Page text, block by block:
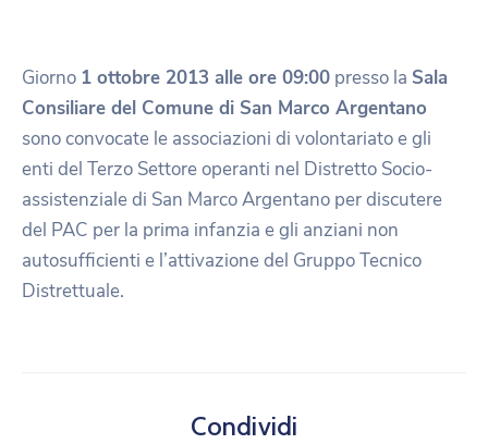
Giorno 1 ottobre 2013 alle ore 09:00 presso la Sala
Consiliare del Comune di San Marco Argentano
sono convocate le associazioni di volontariato e gli
enti del Terzo Settore operanti nel Distretto Socio-
assistenziale di San Marco Argentano per discutere
del PAC per la prima infanzia e gli anziani non
autosufficienti e l’attivazione del Gruppo Tecnico
Distrettuale.
Condividi